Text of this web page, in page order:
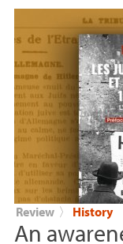
Review 〉 History
An